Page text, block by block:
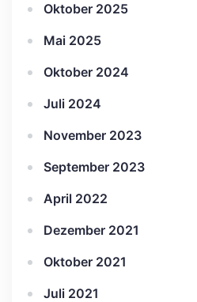
Oktober 2025
Mai 2025
Oktober 2024
Juli 2024
November 2023
September 2023
April 2022
Dezember 2021
Oktober 2021
Juli 2021